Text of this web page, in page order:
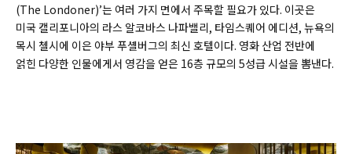
(The Londoner)’는 여러 가지 면에서 주목할 필요가 있다. 이곳은
미국 캘리포니아의 라스 알코바스 나파밸리, 타임스퀘어 에디션, 뉴욕의
목시 첼시에 이은 야부 푸셸버그의 최신 호텔이다. 영화 산업 전반에
얽힌 다양한 인물에게서 영감을 얻은 16층 규모의 5성급 시설을 뽐낸다.